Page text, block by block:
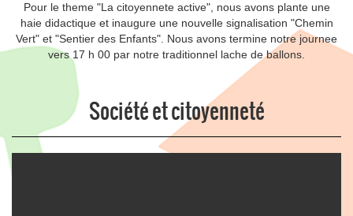
Pour le theme "La citoyennete active", nous avons plante une
haie didactique et inaugure une nouvelle signalisation "Chemin
Vert" et "Sentier des Enfants". Nous avons termine notre journee
vers 17 h 00 par notre traditionnel lache de ballons.
Société et citoyenneté